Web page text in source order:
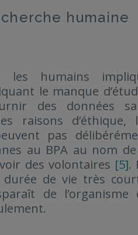
humaine
les humains
le manque
des données
raisons d’éthique,
pas
au BPA au nom
des volontaires [5].
de vie très
de l’organisme